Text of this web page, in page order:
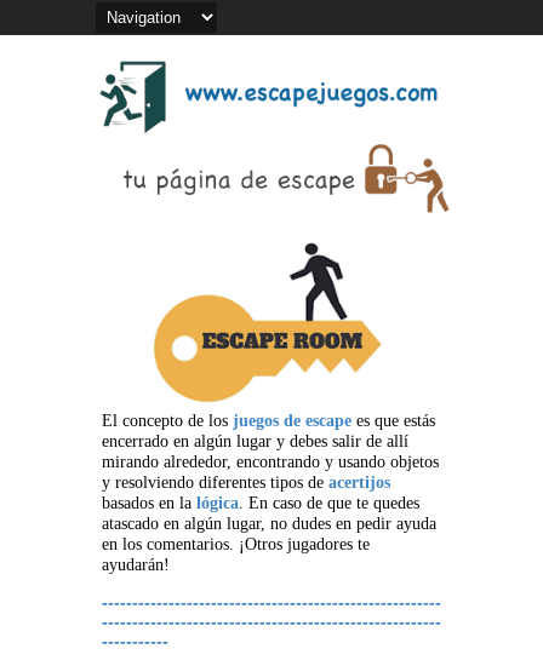
El concepto de los juegos de escape es que estás
encerrado en algún lugar y debes salir de allí
mirando alrededor, encontrando y usando objetos
y resolviendo diferentes tipos de acertijos
basados en la lógica. En caso de que te quedes
atascado en algún lugar, no dudes en pedir ayuda
en los comentarios. ¡Otros jugadores te
ayudarán!
--------------------------------------------------------
--------------------------------------------------------
-----------